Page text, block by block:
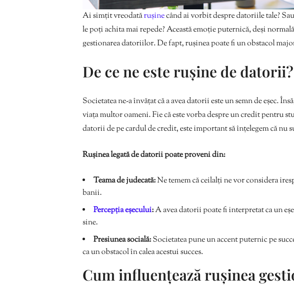
Ai simțit vreodatărușinecând ai vorbit despre datoriile tale?
le poți achita mai repede? Această emoție puternică, deși
gestionarea datoriilor. De fapt, rușinea poate fi un obstacol
De ce ne este rușine de datorii?
Societatea ne-a învățat că a avea datorii este un semn de eșec.
viața multor oameni. Fie că este vorba despre un credit pentru
datorii de pe cardul de credit, este important să înțelegem că nu
Rușinea legată de datorii poate proveni din:
Teama de judecată:Ne temem că ceilalți ne vor considera
banii.
Percepția eșecului:A avea datorii poate fi interpretat ca un
sine.
Presiunea socială:Societatea pune un accent puternic pe
ca un obstacol în calea acestui succes.
Cum influențează rușinea